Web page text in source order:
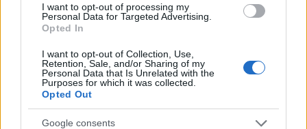
I want to opt-out of processing my
Personal Data for Targeted Advertising.
Opted In
I want to opt-out of Collection, Use,
Retention, Sale, and/or Sharing of my
Personal Data that Is Unrelated with the
Purposes for which it was collected.
Opted Out
Google consents
Ιχνηλασιμότητας από τις 20/5/2024, πρέπει να
ολοκληρώσουν την εγγραφή τους και στο ΕΚΜΕΑ
Η εφαρμογή είναι διαθέσιμη μέσω της ψηφιακής
πύλης myAADE (myAADE.gov.gr) στη διαδρομή:
Εφαρμογές > Τελωνειακές Υπηρεσίες > Μητρώο